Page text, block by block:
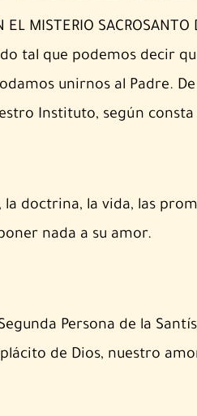
EL MISTERIO
tal que podemos decir
unirnos al Padre.
Instituto, según
doctrina, la vida, las
nada a su amor.
Persona de la
de Dios, nuestro